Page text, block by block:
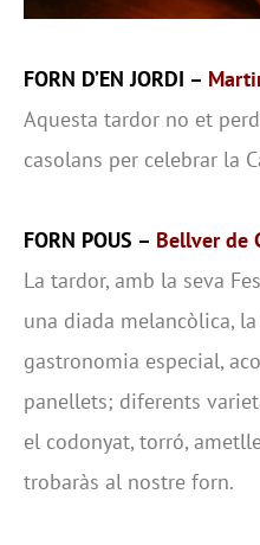
FORN D’EN JORDI –
Aquesta tardor no et
casolans per celebrar la
FORN POUS – Bellver de
La tardor, amb la seva
una diada melancòlica,
gastronomia especial,
panellets; diferents
el codonyat, torró,
trobaràs al nostre forn.